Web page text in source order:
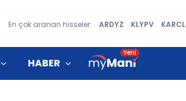
En çok aranan hisseler: ARDYZ KLYPV KARCL
HABER